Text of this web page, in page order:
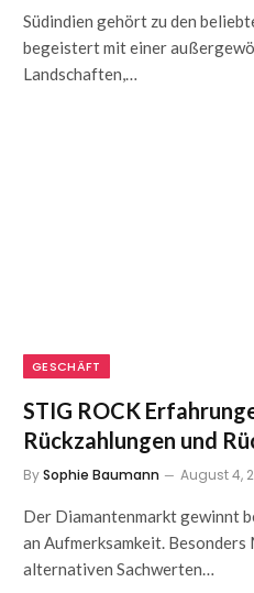
Südindien gehört zu den
begeistert mit einer
Landschaften,…
GESCHÄFT
STIG ROCK
Rückzahlungen und
BySophie Baumann August 4,
Der Diamantenmarkt gewinnt
an Aufmerksamkeit. Besonders
alternativen Sachwerten…